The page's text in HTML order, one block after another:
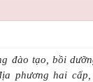
đào tạo, bồi
phương hai